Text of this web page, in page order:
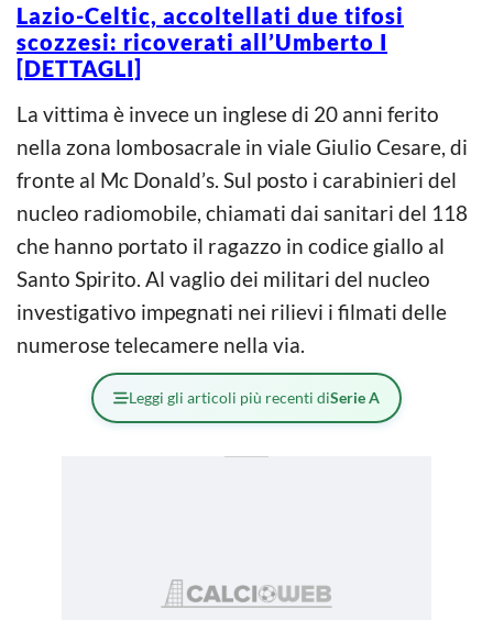
Lazio-Celtic, accoltellati due tifosi
scozzesi: ricoverati all’Umberto I
[DETTAGLI]
La vittima è invece un inglese di 20 anni ferito
nella zona lombosacrale in viale Giulio Cesare, di
fronte al Mc Donald’s. Sul posto i carabinieri del
nucleo radiomobile, chiamati dai sanitari del 118
che hanno portato il ragazzo in codice giallo al
Santo Spirito. Al vaglio dei militari del nucleo
investigativo impegnati nei rilievi i filmati delle
numerose telecamere nella via.
Leggi gli articoli più recenti diSerie A